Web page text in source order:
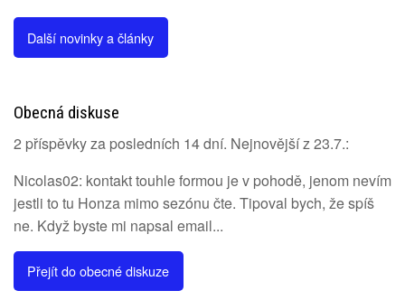
Další novinky a články
Obecná diskuse
2 příspěvky za posledních 14 dní. Nejnovější z 23.7.:
Nicolas02: kontakt touhle formou je v pohodě, jenom nevím
jestli to tu Honza mimo sezónu čte. Tipoval bych, že spíš
ne. Když byste mi napsal email...
Přejít do obecné diskuze